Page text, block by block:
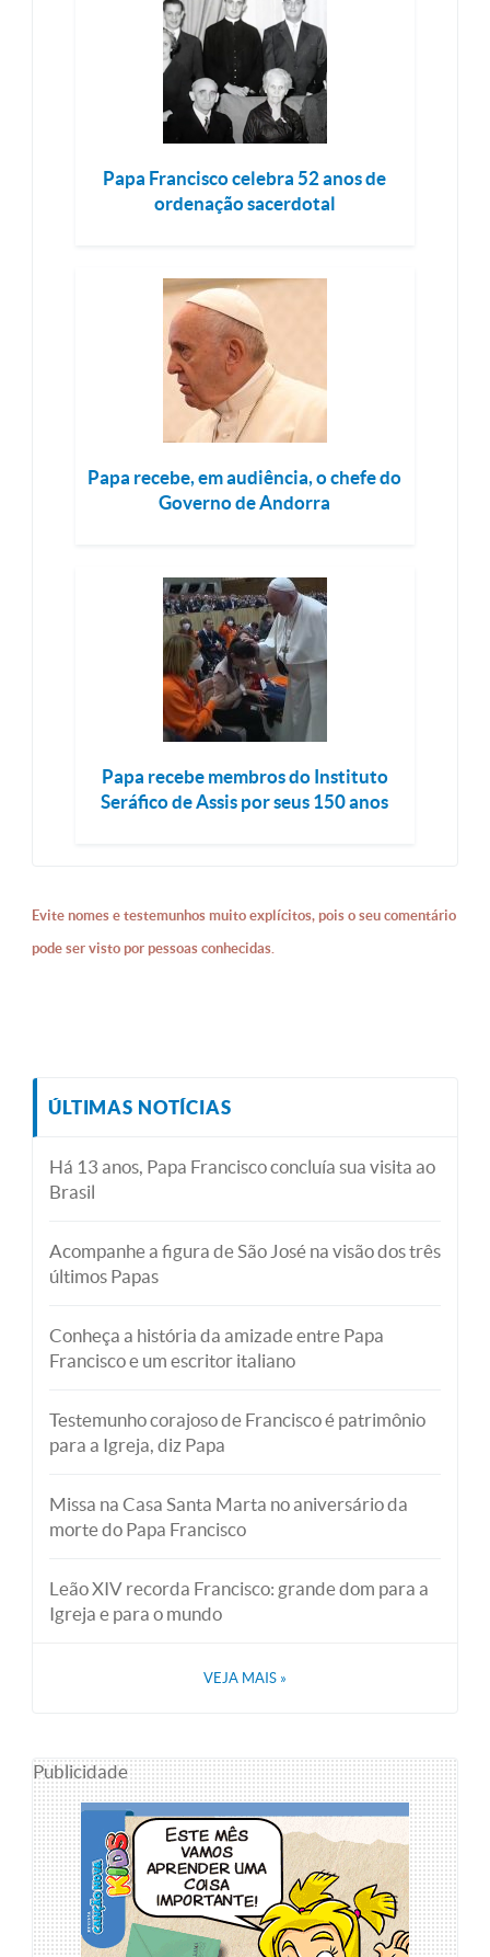
Papa Francisco celebra 52 anos de
ordenação sacerdotal
Papa recebe, em audiência, o chefe do
Governo de Andorra
Papa recebe membros do Instituto
Seráfico de Assis por seus 150 anos
Evite nomes e testemunhos muito explícitos, pois o seu comentário
pode ser visto por pessoas conhecidas.
ÚLTIMAS NOTÍCIAS
Há 13 anos, Papa Francisco concluía sua visita ao
Brasil
Acompanhe a figura de São José na visão dos três
últimos Papas
Conheça a história da amizade entre Papa
Francisco e um escritor italiano
Testemunho corajoso de Francisco é patrimônio
para a Igreja, diz Papa
Missa na Casa Santa Marta no aniversário da
morte do Papa Francisco
Leão XIV recorda Francisco: grande dom para a
Igreja e para o mundo
VEJA MAIS »
Publicidade